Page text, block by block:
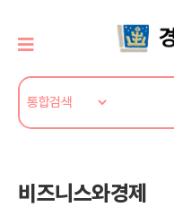
비즈니스와경제